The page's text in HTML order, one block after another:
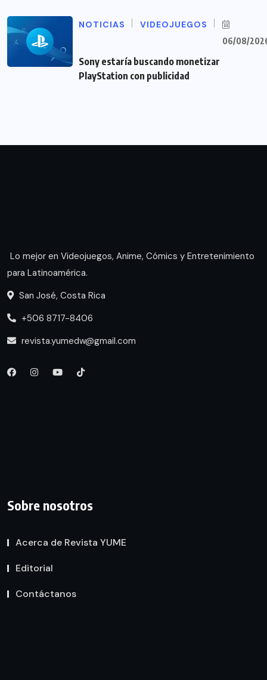
NOTICIAS VIDEOJUEGOS
06/08/
Sony estaría buscando monetizar
PlayStation con publicidad
Lo mejor en Videojuegos, Anime, Cómics y Entretenimiento
para Latinoamérica.
San José, Costa Rica
+506 8717-8406
revista.yumedw@gmail.com
Sobre nosotros
Acerca de Revista YUME
Editorial
Contáctanos